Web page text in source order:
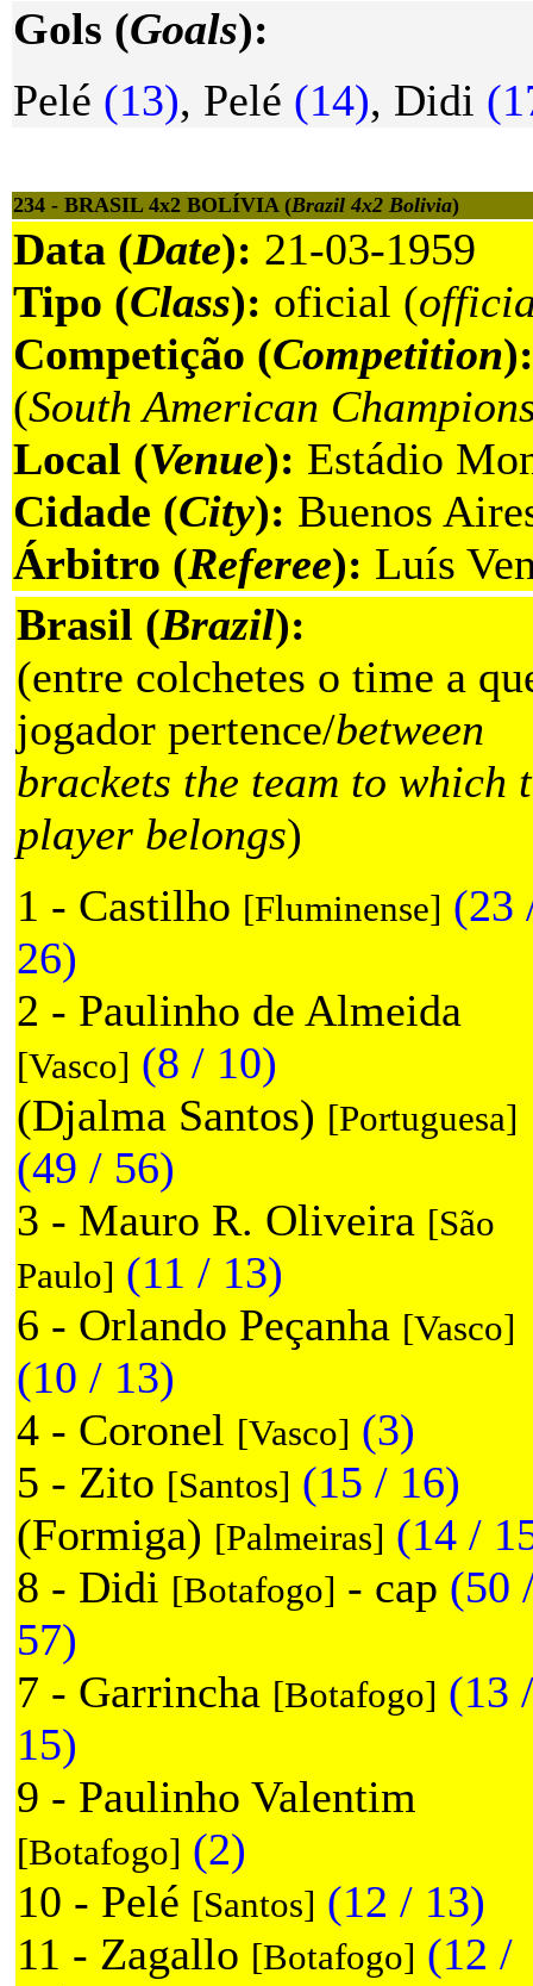
Gols (Goals):
Pelé (13), Pelé (14), Didi
234 - BRASIL 4x2 BOLÍVIA (Brazil 4x2 Bolivia)
Data (Date): 21-03-1959
Tipo (Class): oficial (
Competição (Competition):
(South American
Local (Venue): Estádio
Cidade (City): Buenos
Árbitro (Referee): Luís
Brasil (Brazil):
(entre colchetes o time a
jogador pertence/between
brackets the team to which
player belongs)
1 - Castilho [Fluminense] (23
26)
2 - Paulinho de Almeida
[Vasco] (8 / 10)
(Djalma Santos) [Portuguesa]
(49 / 56)
3 - Mauro R. Oliveira [São
Paulo] (11 / 13)
6 - Orlando Peçanha [Vasco]
(10 / 13)
4 - Coronel [Vasco] (3)
5 - Zito [Santos] (15 / 16)
(Formiga) [Palmeiras] (14 /
8 - Didi [Botafogo] - cap (50
57)
7 - Garrincha [Botafogo] (13 /
15)
9 - Paulinho Valentim
[Botafogo] (2)
10 - Pelé [Santos] (12 / 13)
11 - Zagallo [Botafogo] (12 /